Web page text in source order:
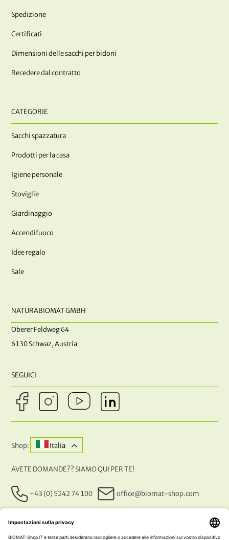
Spedizione
Certificati
Dimensioni delle sacchi per bidoni
Recedere dal contratto
CATEGORIE
Sacchi spazzatura
Prodotti per la casa
Igiene personale
Stoviglie
Giardinaggio
Accendifuoco
Idee regalo
Sale
NATURABIOMAT GMBH
Oberer Feldweg 64
6130 Schwaz, Austria
SEGUICI
Shop: Italia
AVETE DOMANDE?? SIAMO QUI PER TE!
+43 (0) 5242 74 100 office@biomat-shop.com